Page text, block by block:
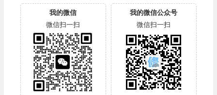
我的微信
微信扫一扫
我的微信公众号
微信扫一扫